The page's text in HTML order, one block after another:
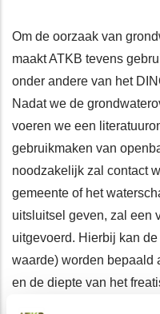
Om de oorzaak van
maakt ATKB tevens
onder andere van het
Nadat we de
voeren we een
gebruikmaken van
noodzakelijk zal contact
gemeente of het
uitsluitsel geven, zal een
uitgevoerd. Hierbij kan
waarde) worden bepaald
en de diepte van het
watervoerende pakket.